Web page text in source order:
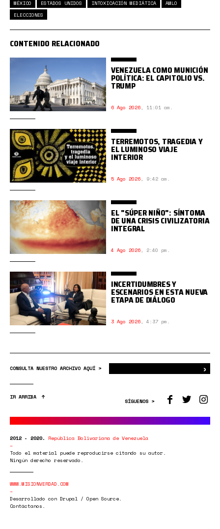
MÉXICO ESTADOS UNIDOS INTOXICACIÓN MEDIÁTICA
AMLO
ELECCIONES
CONTENIDO RELACIONADO
VENEZUELA COMO MUNICIÓN
POLÍTICA: EL CAPITOLIO VS.
TRUMP
6 Ago 2026, 11:01 am.
TERREMOTOS, TRAGEDIA Y
EL LUMINOSO VIAJE
INTERIOR
5 Ago 2026, 9:42 am.
EL "SÚPER NIÑO": SÍNTOMA
DE UNA CRISIS CIVILIZATORIA
INTEGRAL
4 Ago 2026, 2:40 pm.
INCERTIDUMBRES Y
ESCENARIOS EN ESTA NUEVA
ETAPA DE DIÁLOGO
3 Ago 2026, 4:37 pm.
CONSULTA NUESTRO ARCHIVO AQUÍ > ›
IR ARRIBA
SÍGUENOS >
2012 - 2020. República Bolivariana de Venezuela
Todo el material puede reproducirse citando su autor.
Ningún derecho reservado.
WWW.MISIONVERDAD.COM
Desarrollado con Drupal / Open Source.
Contáctanos.